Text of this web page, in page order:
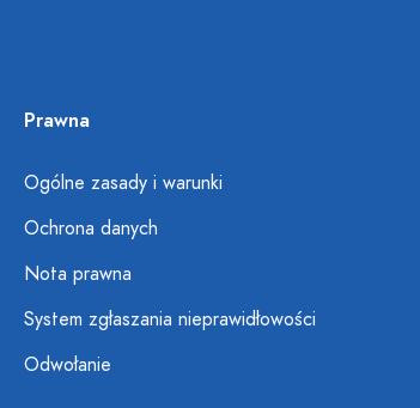
Prawna
Ogólne zasady i warunki
Ochrona danych
Nota prawna
System zgłaszania nieprawidłowości
Odwołanie